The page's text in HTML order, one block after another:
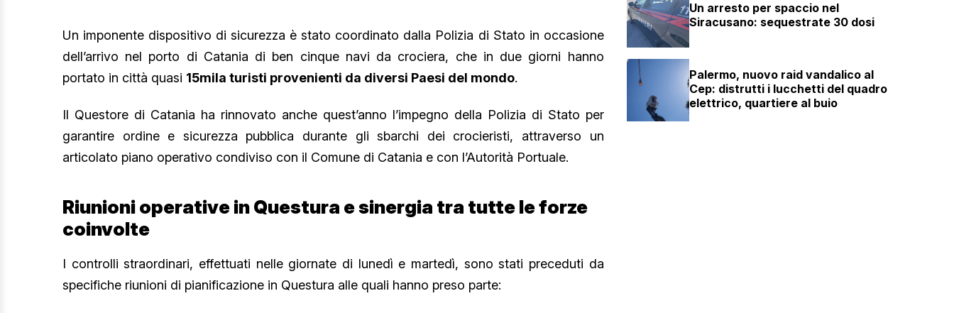
Un imponente dispositivo di sicurezza è stato coordinato dalla Polizia di Stato in occasione
dell’arrivo nel porto di Catania di ben cinque navi da crociera, che in due giorni hanno
portato in città quasi 15mila turisti provenienti da diversi Paesi del mondo.
Il Questore di Catania ha rinnovato anche quest’anno l’impegno della Polizia di Stato per
garantire ordine e sicurezza pubblica durante gli sbarchi dei crocieristi, attraverso un
articolato piano operativo condiviso con il Comune di Catania e con l’Autorità Portuale.
Riunioni operative in Questura e sinergia tra tutte le forze
coinvolte
I controlli straordinari, effettuati nelle giornate di lunedì e martedì, sono stati preceduti da
specifiche riunioni di pianificazione in Questura alle quali hanno preso parte:
Un arresto per spaccio nel
Siracusano: sequestrate 30 dosi
Palermo, nuovo raid vandalico al
Cep: distrutti i lucchetti del quadro
elettrico, quartiere al buio